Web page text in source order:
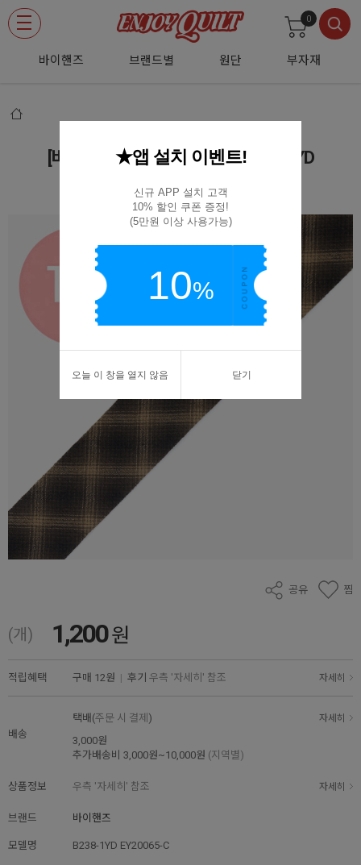
바이핸즈 브랜드별 원단 부자재
0
[바이핸즈] 바이어스 B238(브라운) 1YD
B238-1YD EY20065-C
공유 찜
(개) 1,200원
적립혜택 구매 12원 | 후기 우측 '자세히' 참조 자세히
배송
택배(주문 시 결제 ) 자세히
3,000원
추가배송비 3,000원~10,000원 (지역별)
상품정보 우측 '자세히' 참조 자세히
브랜드 바이핸즈
모델명 B238-1YD EY20065-C
★앱 설치 이벤트!
신규 APP 설치 고객
10% 할인 쿠폰 증정!
(5만원 이상 사용가능)
10%
오늘 이 창을 열지 않음 닫기